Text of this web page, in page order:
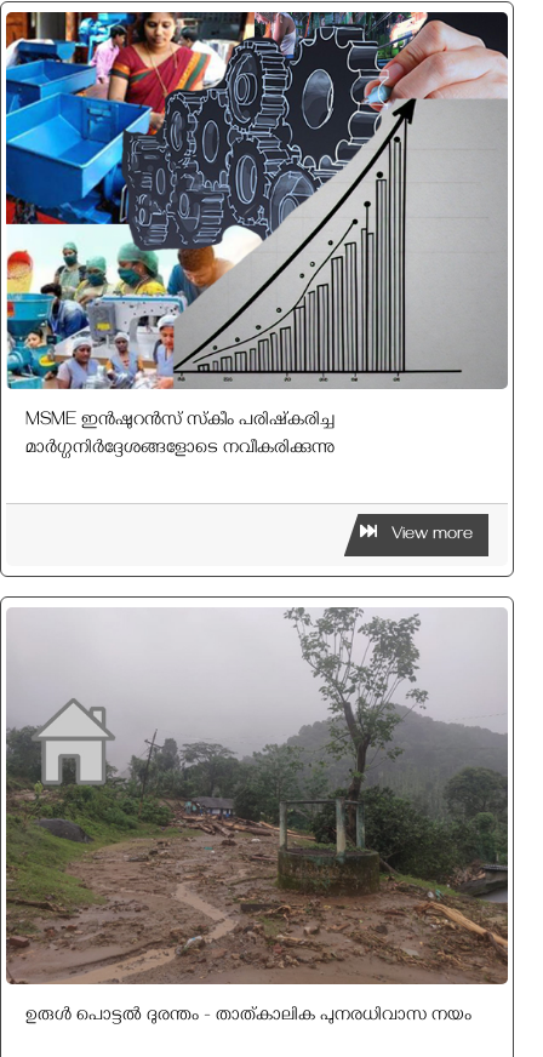
MSME ഇൻഷുറൻസ് സ്‌കീം പരിഷ്‌കരിച്ച
മാർഗ്ഗനിർദ്ദേശങ്ങളോടെ നവീകരിക്കുന്നു
View more
ഉരുൾ പൊട്ടൽ ദുരന്തം - താത്കാലിക പുനരധിവാസ നയം